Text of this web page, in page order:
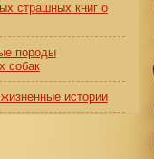
страшных книг о
породы
собак
истории